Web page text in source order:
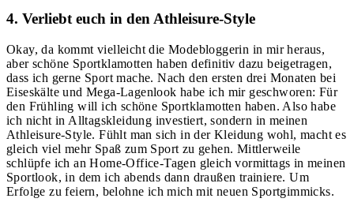
4. Verliebt euch in den Athleisure-Style
Okay, da kommt vielleicht die Modebloggerin in mir heraus,
aber schöne Sportklamotten haben definitiv dazu beigetragen,
dass ich gerne Sport mache. Nach den ersten drei Monaten bei
Eiseskälte und Mega-Lagenlook habe ich mir geschworen: Für
den Frühling will ich schöne Sportklamotten haben. Also habe
ich nicht in Alltagskleidung investiert, sondern in meinen
Athleisure-Style. Fühlt man sich in der Kleidung wohl, macht es
gleich viel mehr Spaß zum Sport zu gehen. Mittlerweile
schlüpfe ich an Home-Office-Tagen gleich vormittags in meinen
Sportlook, in dem ich abends dann draußen trainiere. Um
Erfolge zu feiern, belohne ich mich mit neuen Sportgimmicks.